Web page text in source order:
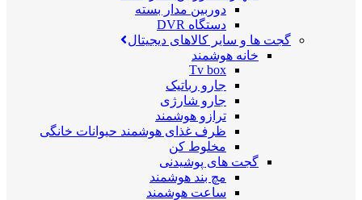
دوربین مدار بسته
دستگاه DVR
گجت ها و سایر کالاهای دیجیتال
خانه هوشمند
Tv box
جارو رباتیک
جارو شارژی
ترازو هوشمند
ظرف غذای هوشمند حیوانات خانگی
مخلوط کن
گجت های پوشیدنی
مچ بند هوشمند
ساعت هوشمند